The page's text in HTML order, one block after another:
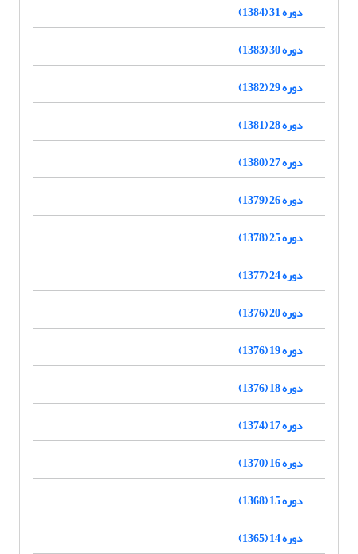
دوره 31 (1384)
دوره 30 (1383)
دوره 29 (1382)
دوره 28 (1381)
دوره 27 (1380)
دوره 26 (1379)
دوره 25 (1378)
دوره 24 (1377)
دوره 20 (1376)
دوره 19 (1376)
دوره 18 (1376)
دوره 17 (1374)
دوره 16 (1370)
دوره 15 (1368)
دوره 14 (1365)